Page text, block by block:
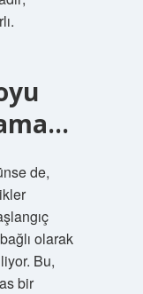
de,
olarak
Bu,
bir